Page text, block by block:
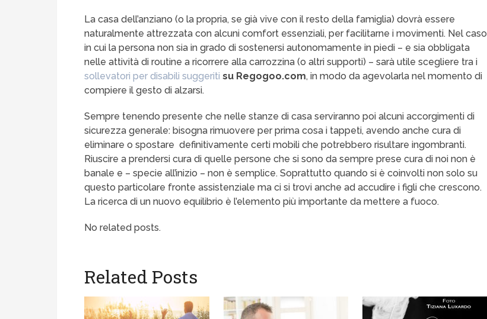
La casa dell’anziano (o la propria, se già vive con il resto della famiglia) dovrà essere
naturalmente attrezzata con alcuni comfort essenziali, per facilitarne i movimenti. Nel caso
in cui la persona non sia in grado di sostenersi autonomamente in piedi – e sia obbligata
nelle attività di routine a ricorrere alla carrozzina (o altri supporti) – sarà utile scegliere tra i
sollevatori per disabili suggeriti su Regogoo.com, in modo da agevolarla nel momento di
compiere il gesto di alzarsi.
Sempre tenendo presente che nelle stanze di casa serviranno poi alcuni accorgimenti di
sicurezza generale: bisogna rimuovere per prima cosa i tappeti, avendo anche cura di
eliminare o spostare definitivamente certi mobili che potrebbero risultare ingombranti.
Riuscire a prendersi cura di quelle persone che si sono da sempre prese cura di noi non è
banale e – specie all’inizio – non è semplice. Soprattutto quando si è coinvolti non solo su
questo particolare fronte assistenziale ma ci si trovi anche ad accudire i figli che crescono.
La ricerca di un nuovo equilibrio è l’elemento più importante da mettere a fuoco.
No related posts.
Related Posts